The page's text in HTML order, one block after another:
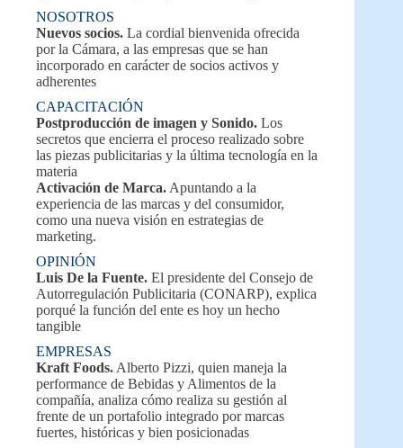
NOSOTROS
Nuevos socios. La cordial bienvenida ofrecida
por la Cámara, a las empresas que se han
incorporado en carácter de socios activos y
adherentes
CAPACITACIÓN
Postproducción de imagen y Sonido. Los
secretos que encierra el proceso realizado sobre
las piezas publicitarias y la última tecnología en la
materia
Activación de Marca. Apuntando a la
experiencia de las marcas y del consumidor,
como una nueva visión en estrategias de
marketing.
OPINIÓN
Luis De la Fuente. El presidente del Consejo de
Autorregulación Publicitaria (CONARP), explica
porqué la función del ente es hoy un hecho
tangible
EMPRESAS
Kraft Foods. Alberto Pizzi, quien maneja la
performance de Bebidas y Alimentos de la
compañía, analiza cómo realiza su gestión al
frente de un portafolio integrado por marcas
fuertes, históricas y bien posicionadas